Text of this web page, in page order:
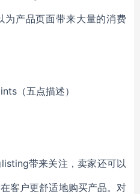
为产品页面带来大量的消费
（五点描述）
listing带来关注，卖家还可以
客户更舒适地购买产品。对